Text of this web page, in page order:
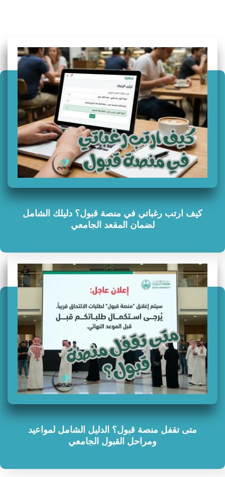
سؤال وجواب
كيف ارتب رغباتي في منصة قبول؟ دليلك الشامل
لضمان المقعد الجامعي
متى تقفل منصة قبول؟ الدليل الشامل لمواعيد
ومراحل القبول الجامعي